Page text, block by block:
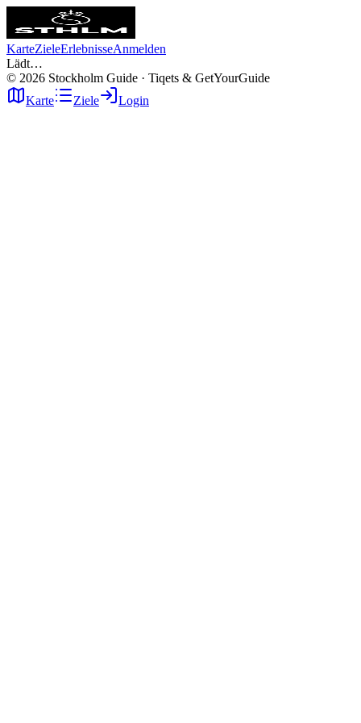
KarteZieleErlebnisseAnmelden
Lädt…
© 2026 Stockholm Guide · Tiqets & GetYourGuide
Karte
Ziele Login